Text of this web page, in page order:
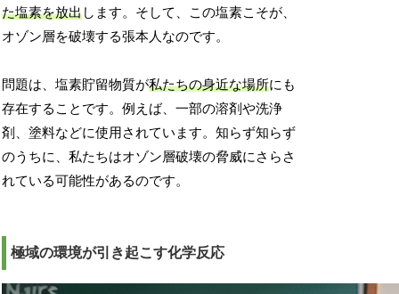
た塩素を放出します。そして、この塩素こそが、
オゾン層を破壊する張本人なのです。
問題は、塩素貯留物質が私たちの身近な場所にも
存在することです。例えば、一部の溶剤や洗浄
剤、塗料などに使用されています。知らず知らず
のうちに、私たちはオゾン層破壊の脅威にさらさ
れている可能性があるのです。
極域の環境が引き起こす化学反応